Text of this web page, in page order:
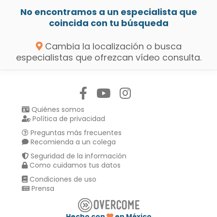
No encontramos a un especialista que
coincida con tu búsqueda
Cambia la localización o busca
especialistas que ofrezcan vídeo consulta.
Quiénes somos
Política de privacidad
Preguntas más frecuentes
Recomienda a un colega
Seguridad de la información
Como cuidamos tus datos
Condiciones de uso
Prensa